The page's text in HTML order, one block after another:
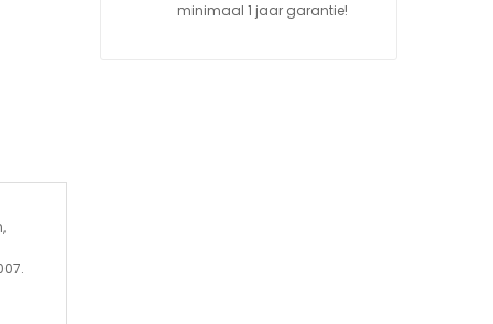
minimaal 1 jaar garantie!